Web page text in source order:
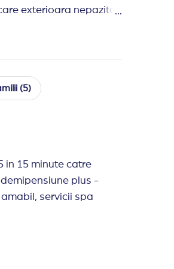
wireless, sistem audio cu
moment.
exterioara nepazita
(5)
in 15 minute catre
plus -
servicii spa